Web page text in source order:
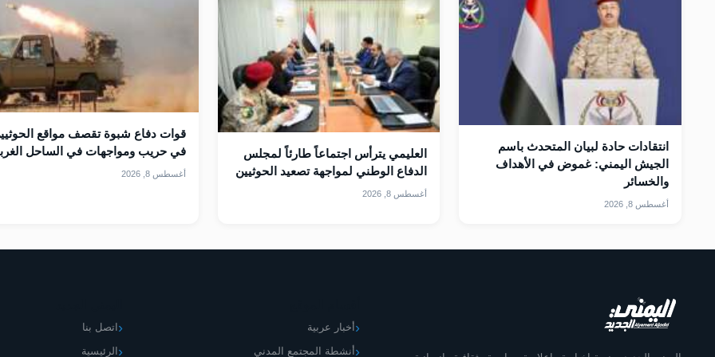
انتقادات حادة لبيان المتحدث باسم
الجيش اليمني: غموض في الأهداف
والخسائر
أغسطس 8, 2026
العليمي يترأس اجتماعاً طارئاً لمجلس
الدفاع الوطني لمواجهة تصعيد الحوثيين
أغسطس 8, 2026
قوات دفاع شبوة تقصف مواقع
في حريب ومواجهات في الساحل
أغسطس 8, 2026
أخبار عربية
أنشطة المجتمع المدني
اتصل بنا
الرئيسية